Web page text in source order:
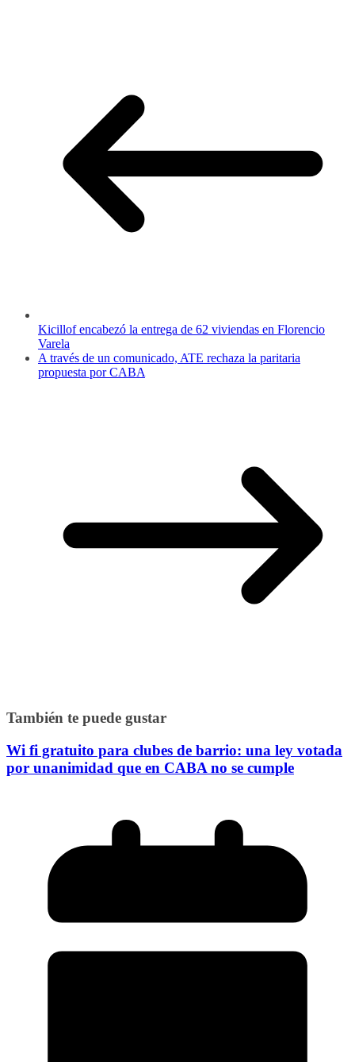
Kicillof encabezó la entrega de 62 viviendas en Florencio
Varela
A través de un comunicado, ATE rechaza la paritaria
propuesta por CABA
También te puede gustar
Wi fi gratuito para clubes de barrio: una ley votada
por unanimidad que en CABA no se cumple